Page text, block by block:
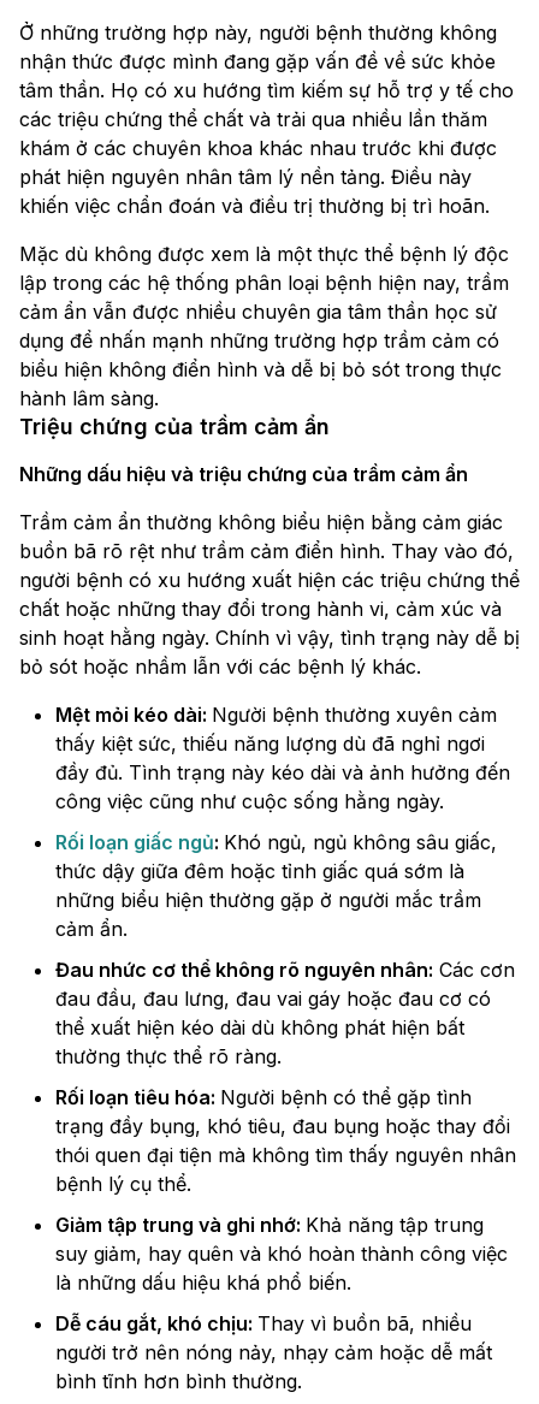
Ở những trường hợp này, người bệnh thường không
nhận thức được mình đang gặp vấn đề về sức khỏe
tâm thần. Họ có xu hướng tìm kiếm sự hỗ trợ y tế cho
các triệu chứng thể chất và trải qua nhiều lần thăm
khám ở các chuyên khoa khác nhau trước khi được
phát hiện nguyên nhân tâm lý nền tảng. Điều này
khiến việc chẩn đoán và điều trị thường bị trì hoãn.
Mặc dù không được xem là một thực thể bệnh lý độc
lập trong các hệ thống phân loại bệnh hiện nay, trầm
cảm ẩn vẫn được nhiều chuyên gia tâm thần học sử
dụng để nhấn mạnh những trường hợp trầm cảm có
biểu hiện không điển hình và dễ bị bỏ sót trong thực
hành lâm sàng.
Triệu chứng của trầm cảm ẩn
Những dấu hiệu và triệu chứng của trầm cảm ẩn
Trầm cảm ẩn thường không biểu hiện bằng cảm giác
buồn bã rõ rệt như trầm cảm điển hình. Thay vào đó,
người bệnh có xu hướng xuất hiện các triệu chứng thể
chất hoặc những thay đổi trong hành vi, cảm xúc và
sinh hoạt hằng ngày. Chính vì vậy, tình trạng này dễ bị
bỏ sót hoặc nhầm lẫn với các bệnh lý khác.
Mệt mỏi kéo dài: Người bệnh thường xuyên cảm
thấy kiệt sức, thiếu năng lượng dù đã nghỉ ngơi
đầy đủ. Tình trạng này kéo dài và ảnh hưởng đến
công việc cũng như cuộc sống hằng ngày.
Rối loạn giấc ngủ: Khó ngủ, ngủ không sâu giấc,
thức dậy giữa đêm hoặc tỉnh giấc quá sớm là
những biểu hiện thường gặp ở người mắc trầm
cảm ẩn.
Đau nhức cơ thể không rõ nguyên nhân: Các cơn
đau đầu, đau lưng, đau vai gáy hoặc đau cơ có
thể xuất hiện kéo dài dù không phát hiện bất
thường thực thể rõ ràng.
Rối loạn tiêu hóa: Người bệnh có thể gặp tình
trạng đầy bụng, khó tiêu, đau bụng hoặc thay đổi
thói quen đại tiện mà không tìm thấy nguyên nhân
bệnh lý cụ thể.
Giảm tập trung và ghi nhớ: Khả năng tập trung
suy giảm, hay quên và khó hoàn thành công việc
là những dấu hiệu khá phổ biến.
Dễ cáu gắt, khó chịu: Thay vì buồn bã, nhiều
người trở nên nóng nảy, nhạy cảm hoặc dễ mất
bình tĩnh hơn bình thường.